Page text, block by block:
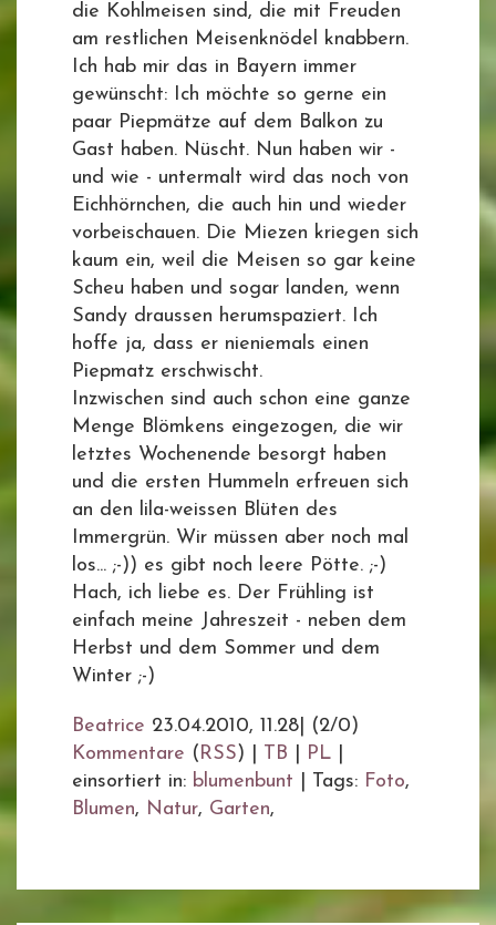
die Kohlmeisen sind, die mit Freuden
am restlichen Meisenknödel knabbern.
Ich hab mir das in Bayern immer
gewünscht: Ich möchte so gerne ein
paar Piepmätze auf dem Balkon zu
Gast haben. Nüscht. Nun haben wir -
und wie - untermalt wird das noch von
Eichhörnchen, die auch hin und wieder
vorbeischauen. Die Miezen kriegen sich
kaum ein, weil die Meisen so gar keine
Scheu haben und sogar landen, wenn
Sandy draussen herumspaziert. Ich
hoffe ja, dass er nieniemals einen
Piepmatz erschwischt.
Inzwischen sind auch schon eine ganze
Menge Blömkens eingezogen, die wir
letztes Wochenende besorgt haben
und die ersten Hummeln erfreuen sich
an den lila-weissen Blüten des
Immergrün. Wir müssen aber noch mal
los... ;-)) es gibt noch leere Pötte. ;-)
Hach, ich liebe es. Der Frühling ist
einfach meine Jahreszeit - neben dem
Herbst und dem Sommer und dem
Winter ;-)
Beatrice 23.04.2010, 11.28
(2/0)
Kommentare ( RSS) | TB PL
einsortiert in: blumenbunt Tags: Foto,
Blumen, Natur, Garten,